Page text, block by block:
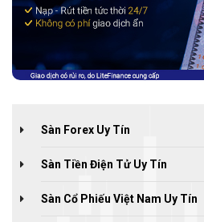
Sàn Forex Uy Tín
Sàn Tiền Điện Tử Uy Tín
Sàn Cổ Phiếu Việt Nam Uy Tín